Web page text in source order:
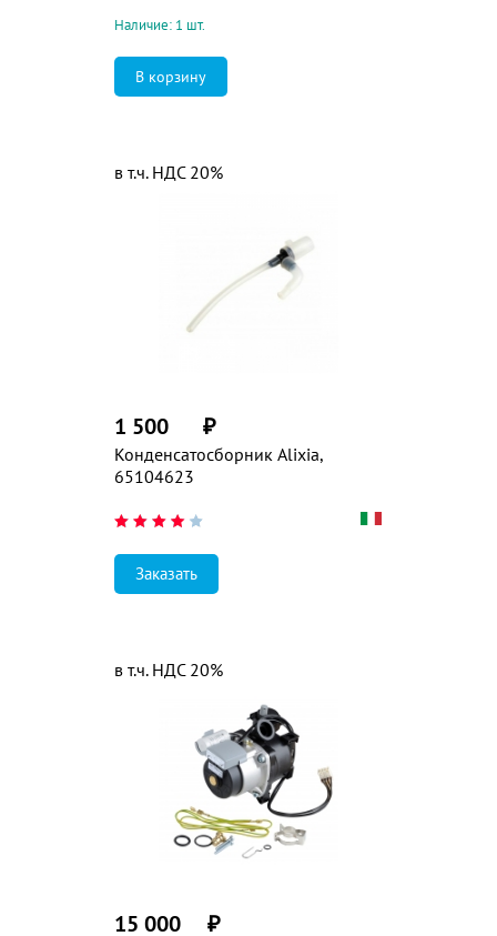
Наличие: 1 шт.
Конденсатосборник Alixia,
65104623
1 500 ₽
в т.ч. НДС 20%
Заказать
15 000 ₽
в т.ч. НДС 20%